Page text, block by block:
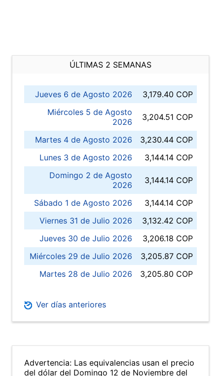
ÚLTIMAS 2 SEMANAS
Jueves 6 de Agosto 2026
3,179.40 COP
Miércoles 5 de Agosto
2026
3,204.51 COP
Martes 4 de Agosto 2026
3,230.44 COP
Lunes 3 de Agosto 2026
3,144.14 COP
Domingo 2 de Agosto
2026
3,144.14 COP
Sábado 1 de Agosto 2026
3,144.14 COP
Viernes 31 de Julio 2026
3,132.42 COP
Jueves 30 de Julio 2026
3,206.18 COP
Miércoles 29 de Julio 2026
3,205.87 COP
Martes 28 de Julio 2026
3,205.80 COP
Ver días anteriores
Advertencia: Las equivalencias usan el precio
del dólar del Domingo 12 de Noviembre del